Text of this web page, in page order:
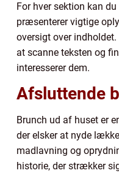
For hver sektion kan
præsenterer vigtige
oversigt over
at scanne teksten og
interesserer dem.
Afsluttende
Brunch ud af huset er
der elsker at nyde
madlavning og
historie, der strækker